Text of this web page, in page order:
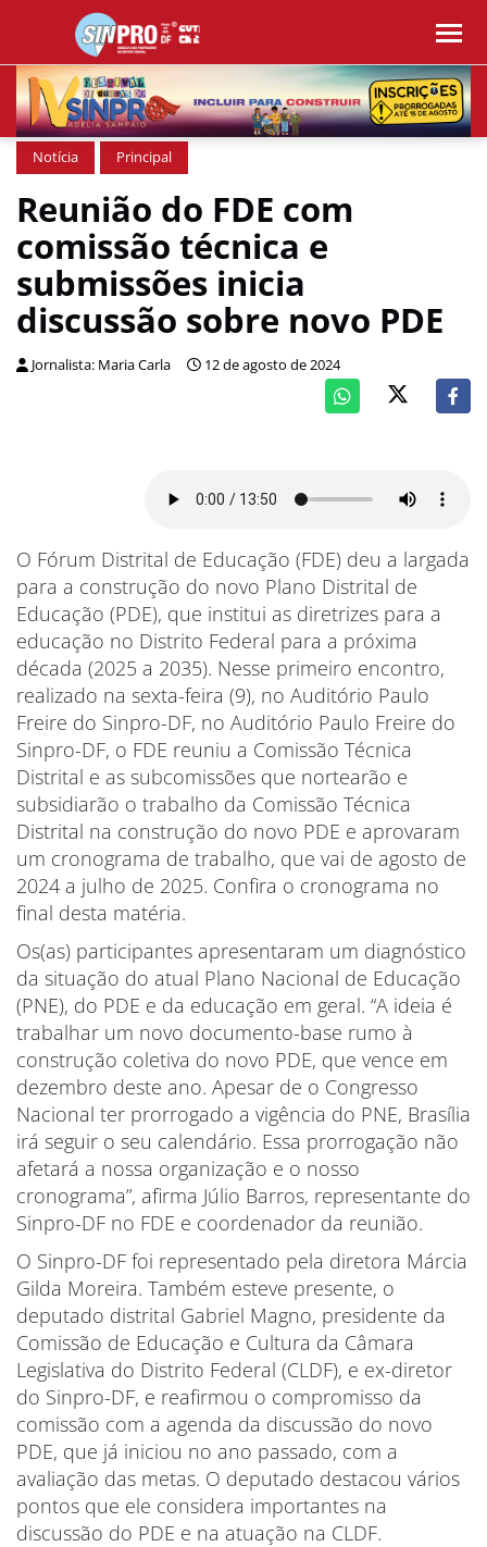
Notícia Principal
Reunião do FDE com
comissão técnica e
submissões inicia
discussão sobre novo PDE
Jornalista: Maria Carla 12 de agosto de 2024
O Fórum Distrital de Educação (FDE) deu a largada
para a construção do novo Plano Distrital de
Educação (PDE), que institui as diretrizes para a
educação no Distrito Federal para a próxima
década (2025 a 2035). Nesse primeiro encontro,
realizado na sexta-feira (9), no Auditório Paulo
Freire do Sinpro-DF, no Auditório Paulo Freire do
Sinpro-DF, o FDE reuniu a Comissão Técnica
Distrital e as subcomissões que nortearão e
subsidiarão o trabalho da Comissão Técnica
Distrital na construção do novo PDE e aprovaram
um cronograma de trabalho, que vai de agosto de
2024 a julho de 2025. Confira o cronograma no
final desta matéria.
Os(as) participantes apresentaram um diagnóstico
da situação do atual Plano Nacional de Educação
(PNE), do PDE e da educação em geral. “A ideia é
trabalhar um novo documento-base rumo à
construção coletiva do novo PDE, que vence em
dezembro deste ano. Apesar de o Congresso
Nacional ter prorrogado a vigência do PNE, Brasília
irá seguir o seu calendário. Essa prorrogação não
afetará a nossa organização e o nosso
cronograma”, afirma Júlio Barros, representante do
Sinpro-DF no FDE e coordenador da reunião.
O Sinpro-DF foi representado pela diretora Márcia
Gilda Moreira. Também esteve presente, o
deputado distrital Gabriel Magno, presidente da
Comissão de Educação e Cultura da Câmara
Legislativa do Distrito Federal (CLDF), e ex-diretor
do Sinpro-DF, e reafirmou o compromisso da
comissão com a agenda da discussão do novo
PDE, que já iniciou no ano passado, com a
avaliação das metas. O deputado destacou vários
pontos que ele considera importantes na
discussão do PDE e na atuação na CLDF.